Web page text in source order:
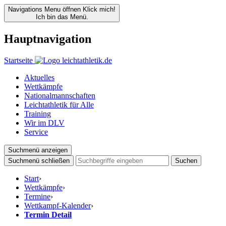
Navigations Menu öffnen Klick mich!
Ich bin das Menü.
Hauptnavigation
Startseite
Aktuelles
Wettkämpfe
Nationalmannschaften
Leichtathletik für Alle
Training
Wir im DLV
Service
Suchmenü anzeigen
Suchmenü schließen
Suchen
Start›
Wettkämpfe›
Termine›
Wettkampf-Kalender›
Termin Detail